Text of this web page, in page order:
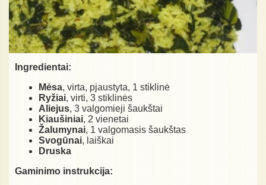
Ingredientai:
Mėsa, virta, pjaustyta, 1 stiklinė
Ryžiai, virti, 3 stiklinės
Aliejus, 3 valgomieji šaukštai
Kiaušiniai, 2 vienetai
Žalumynai, 1 valgomasis šaukštas
Svogūnai, laiškai
Druska
Gaminimo instrukcija: